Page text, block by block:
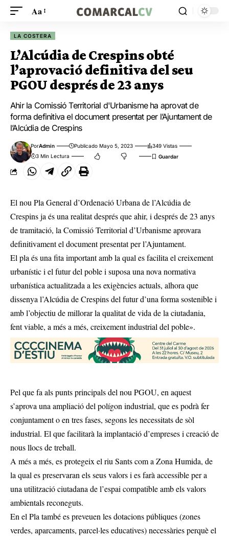
Aa
LA COSTERA
L’Alcúdia de Crespins obté
l’aprovació definitiva del seu
PGOU després de 23 anys
Ahir la Comissió Territorial d'Urbanisme ha aprovat de
forma definitiva el document presentat per l’Ajuntament de
l’Alcúdia de Crespins
PorAdmin Publicado Mayo 5, 2023
349 Vistas
3 Min Lectura
El nou Pla General d’Ordenació Urbana de l’Alcúdia de
Crespins ja és una realitat després que ahir, i després de 23 anys
de tramitació, la Comissió Territorial d’Urbanisme aprovara
definitivament el document presentat per l’Ajuntament.
El pla és una fita important amb la qual es facilita el creixement
urbanístic i el futur del poble i suposa una nova normativa
urbanística actualitzada a les exigències actuals, alhora que
dissenya l’Alcúdia de Crespins del futur d’una forma sostenible i
amb l’objectiu de millorar la qualitat de vida de la ciutadania,
fent viable, a més a més, creixement industrial del poble».
Pel que fa als punts principals del nou PGOU, en aquest
s’aprova una ampliació del polígon industrial, que es podrà fer
conjuntament o en tres fases, segons les necessitats de sòl
industrial. El que facilitarà la implantació d’empreses i creació de
nous llocs de treball.
A més a més, es protegeix el riu Sants com a Zona Humida, de
la qual es preservaran els seus valors i es farà accessible per a
una utilització ciutadana de l’espai compatible amb els valors
ambientals reconeguts.
En el Pla també es preveuen les dotacions públiques (zones
verdes, aparcaments, parcel·les educatives) necessàries perquè el